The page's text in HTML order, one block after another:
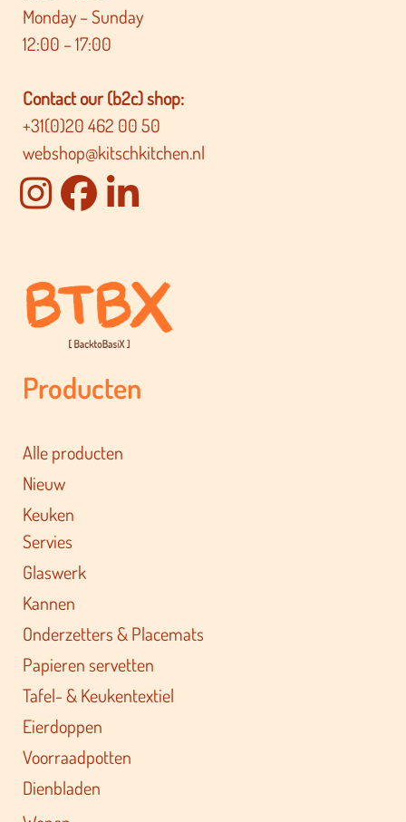
Monday – Sunday
12:00 – 17:00
Contact our (b2c) shop:
+31(0)20 462 00 50
webshop@kitschkitchen.nl
Producten
Alle producten
Nieuw
Keuken
Servies
Glaswerk
Kannen
Onderzetters & Placemats
Papieren servetten
Tafel- & Keukentextiel
Eierdoppen
Voorraadpotten
Dienbladen